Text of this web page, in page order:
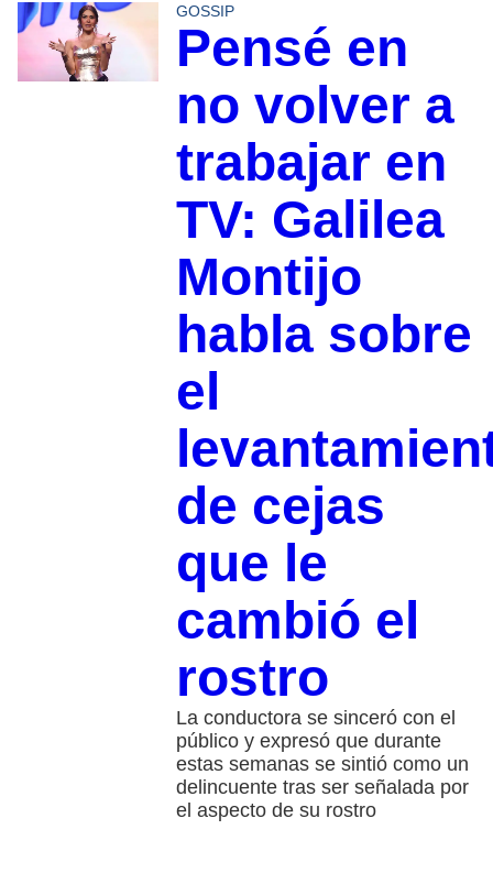
GOSSIP
Pensé en
no volver a
trabajar en
TV: Galilea
Montijo
habla sobre
el
de cejas
que le
cambió el
rostro
La conductora se sinceró con el
público y expresó que durante
estas semanas se sintió como un
delincuente tras ser señalada por
el aspecto de su rostro